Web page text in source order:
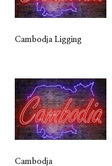
Cambodja Ligging
Cambodja